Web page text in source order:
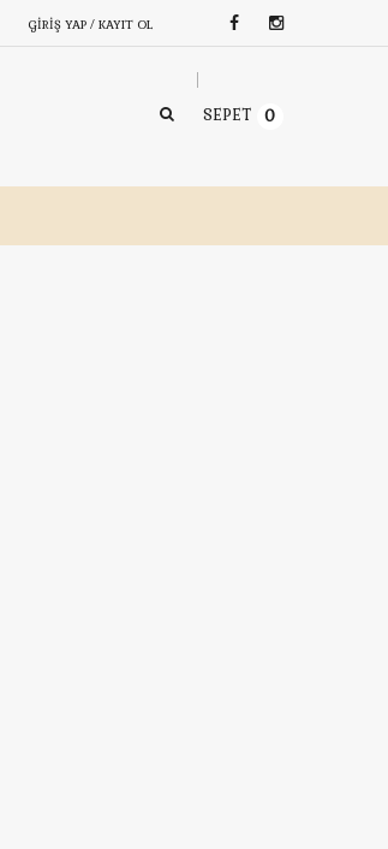
GIRIŞ YAP / KAYIT OL
SEPET 0